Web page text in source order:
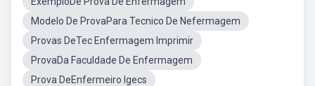
Modelo De ProvaPara Tecnico De Nefermagem
Provas DeTec Enfermagem Imprimir
ProvaDa Faculdade De Enfermagem
Prova DeEnfermeiro Igecs